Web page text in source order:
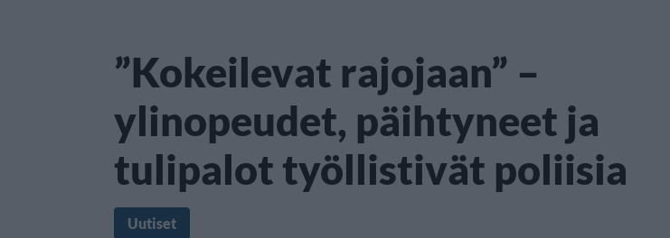
”Kokeilevat rajojaan” –
ylinopeudet, päihtyneet ja
tulipalot työllistivät poliisia
Uutiset